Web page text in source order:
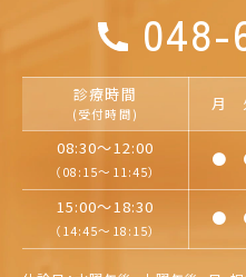
048-
診療時間
(受付時間)
月
08:30～12:00
（08:15～11:45）
●
15:00～18:30
（14:45～18:15）
●